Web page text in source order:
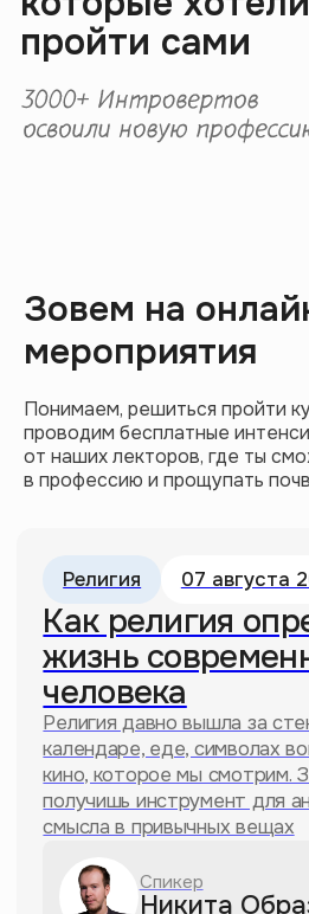
Зовем на
мероприятия
Понимаем, решиться пройти
проводим бесплатные
от наших лекторов, где ты
в профессию и прощупать
Чтобы не искать проверенную
инфу по всему гуглу, а сразу
переходить в Журнал.
Авторы — лекторы наших
саммари, глубоко погружены
в тему и пишут о ней без
Почему «Марти Великолепный»
главный фильм оскаровского
10.02.2026
Дизумбрационизм: как
«мазню» и стать великим
22.04.2026